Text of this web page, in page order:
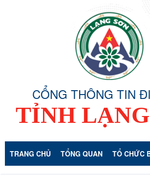
CỔNG THÔNG TIN
TỈNH
TRANG CHỦ TỔNG QUAN TỔ CHỨC